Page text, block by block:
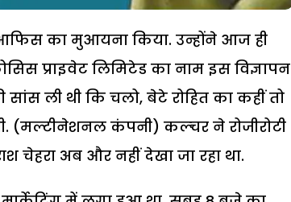
का मुआयना किया. उन्होंने आज ही
प्राइवेट लिमिटेड का नाम इस विज्ञापन
ली थी कि चलो, बेटे रोहित का कहीं तो
(मल्टीनेशनल कंपनी) कल्चर ने रोजीरोटी
चेहरा अब और नहीं देखा जा रहा था.